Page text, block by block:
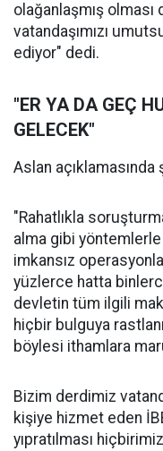
olağanlaşmış olması
vatandaşımızı
ediyor" dedi.
"ER YA DA GEÇ
GELECEK"
Aslan
"Rahatlıkla
alma gibi
imkansız
yüzlerce hatta
devletin tüm ilgili
hiçbir bulguya
böylesi ithamlara
Bizim derdimiz
kişiye hizmet eden
yıpratılması